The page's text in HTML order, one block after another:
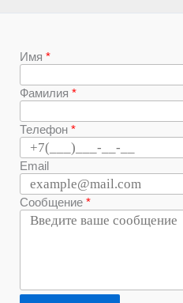
Имя
Фамилия
Телефон
Email
Сообщение